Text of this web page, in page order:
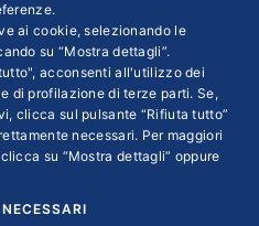
ai cookie, selezionando le
su “Mostra dettagli”.
acconsenti all'utilizzo dei
di profilazione di terze parti. Se,
clicca sul pulsante “Rifiuta tutto”
necessari. Per maggiori
su “Mostra dettagli” oppure